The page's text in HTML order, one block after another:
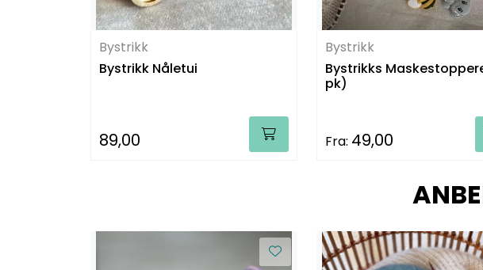
Bystrikk
Bystrikk Nåletui
89,00
Bystrikk
Bystrikks
pk)
Fra: 49,00